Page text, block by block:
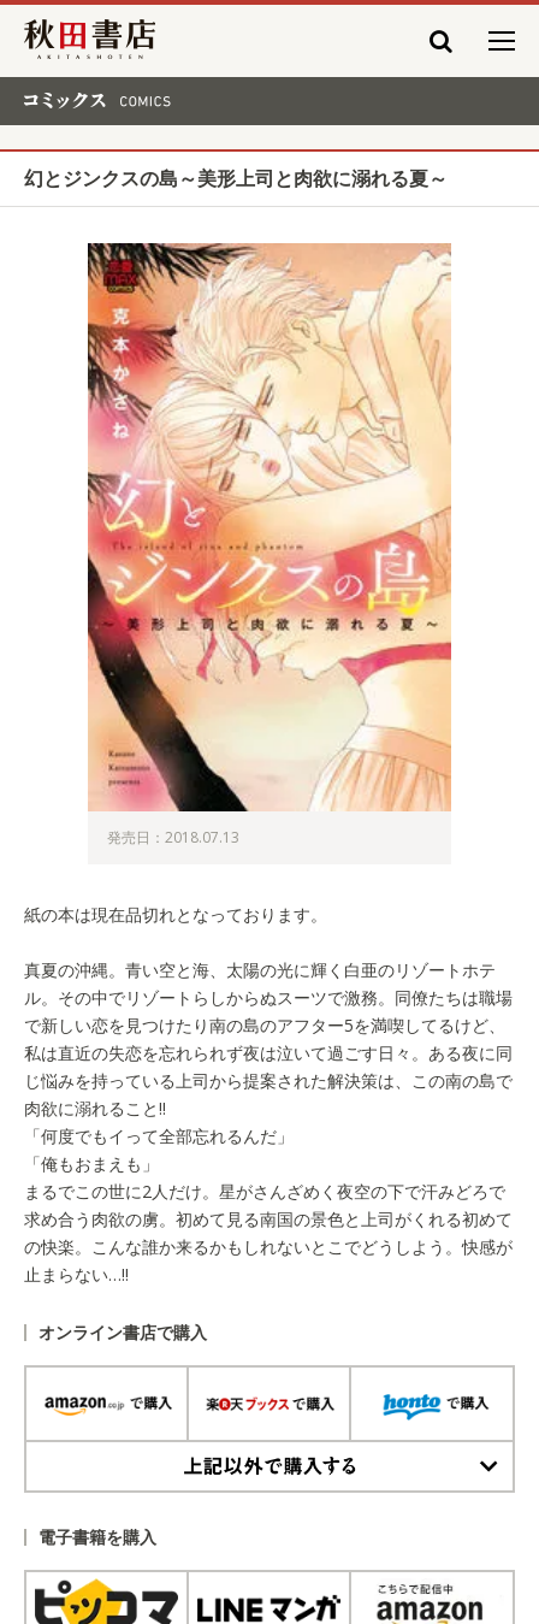
秋田書店
幻とジンクスの島～美形上司と肉欲に溺れる夏～
発売日：2018.07.13
紙の本は現在品切れとなっております。
真夏の沖縄。青い空と海、太陽の光に輝く白亜のリゾートホテ
ル。その中でリゾートらしからぬスーツで激務。同僚たちは職場
で新しい恋を見つけたり南の島のアフター5を満喫してるけど、
私は直近の失恋を忘れられず夜は泣いて過ごす日々。ある夜に同
じ悩みを持っている上司から提案された解決策は、この南の島で
肉欲に溺れること!!
「何度でもイって全部忘れるんだ」
「俺もおまえも」
まるでこの世に2人だけ。星がさんざめく夜空の下で汗みどろで
求め合う肉欲の虜。初めて見る南国の景色と上司がくれる初めて
の快楽。こんな誰か来るかもしれないとこでどうしよう。快感が
止まらない…!!
オンライン書店で購入
電子書籍を購入